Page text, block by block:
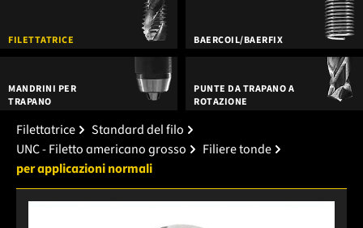
FILETTATRICE BAERCOIL/BAERFIX
MANDRINI PER
TRAPANO
PUNTE DA TRAPANO A
ROTAZIONE
Filettatrice
Standard del filo
UNC - Filetto americano grosso
Filiere tonde
per applicazioni normali